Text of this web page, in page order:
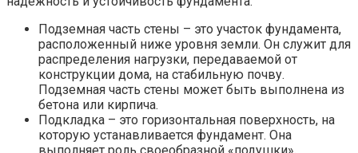
Подземная часть стены – это участок фундамента,
расположенный ниже уровня земли. Он служит для
распределения нагрузки, передаваемой от
конструкции дома, на стабильную почву.
Подземная часть стены может быть выполнена из
бетона или кирпича.
Подкладка – это горизонтальная поверхность, на
которую устанавливается фундамент. Она